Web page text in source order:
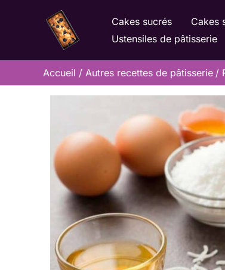
Cakes sucrés Cakes
Ustensiles de pâtisserie
Accueil Autres recettes de pâtisserie